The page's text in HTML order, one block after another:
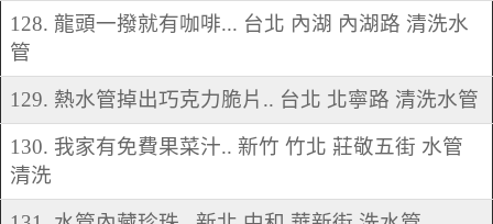
128. 龍頭一撥就有咖啡... 台北 內湖 內湖路 清洗水
管
129. 熱水管掉出巧克力脆片.. 台北 北寧路 清洗水管
130. 我家有免費果菜汁.. 新竹 竹北 莊敬五街 水管
清洗